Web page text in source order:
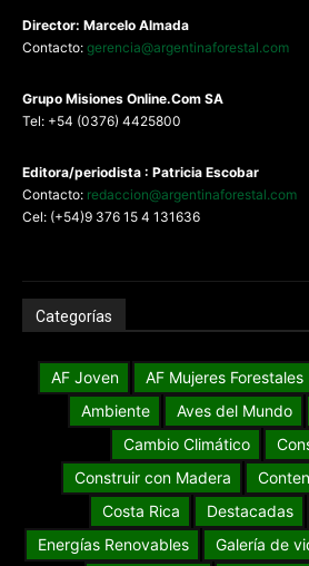
Director: Marcelo Almada
Contacto: gerencia@argentinaforestal.com
Grupo Misiones Online.Com SA
Tel: +54 (0376) 4425800
Editora/periodista : Patricia Escobar
Contacto: redaccion@argentinaforestal.com
Cel: (+54)9 376 15 4 131636
Categorías
AF Joven AF Mujeres Forestales
Ambiente
Aves del Mundo
Cambio Climático
Construir con Madera
Costa Rica
Destacadas
Energías Renovables
Galería de